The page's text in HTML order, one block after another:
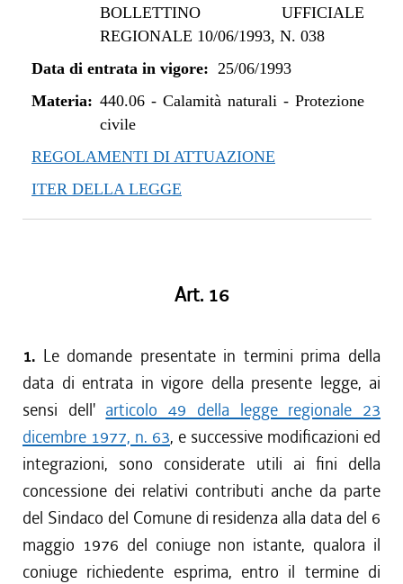
BOLLETTINO UFFICIALE
REGIONALE 10/06/1993, N. 038
Data di entrata in vigore: 25/06/1993
Materia: 440.06- Calamità naturali - Protezione
civile
REGOLAMENTI DI ATTUAZIONE
ITER DELLA LEGGE
Art. 16
1. Le domande presentate in termini prima della
data di entrata in vigore della presente legge, ai
sensi dell' articolo 49 della legge regionale 23
dicembre 1977, n. 63, e successive modificazioni ed
integrazioni, sono considerate utili ai fini della
concessione dei relativi contributi anche da parte
del Sindaco del Comune di residenza alla data del 6
maggio 1976 del coniuge non istante, qualora il
coniuge richiedente esprima, entro il termine di